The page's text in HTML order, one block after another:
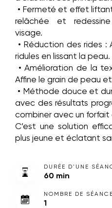
• Fermeté et effet
relâchée et
visage.
• Réduction des rides
ridules en lissant la peau.
• Amélioration de la
Affine le grain de peau et
• Méthode douce et
avec des résultats
combineravec un forfait
C’est une solution
plus jeune et éclatant
DURÉE D'UNE
60 min
NOMBRE DE SÉANCE
1